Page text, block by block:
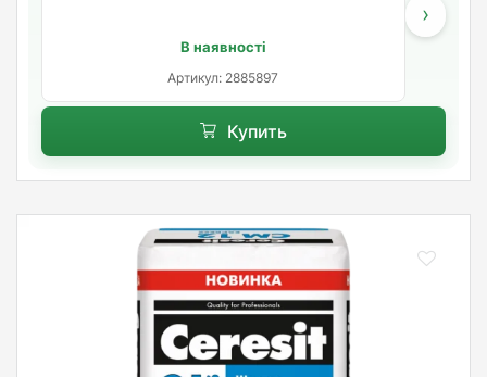
В наявності
Артикул: 2885897
›
Купить